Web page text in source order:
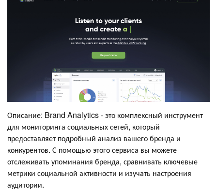
Описание: Brand Analytics - это комплексный инструмент
для мониторинга социальных сетей, который
предоставляет подробный анализ вашего бренда и
конкурентов. С помощью этого сервиса вы можете
отслеживать упоминания бренда, сравнивать ключевые
метрики социальной активности и изучать настроения
аудитории.